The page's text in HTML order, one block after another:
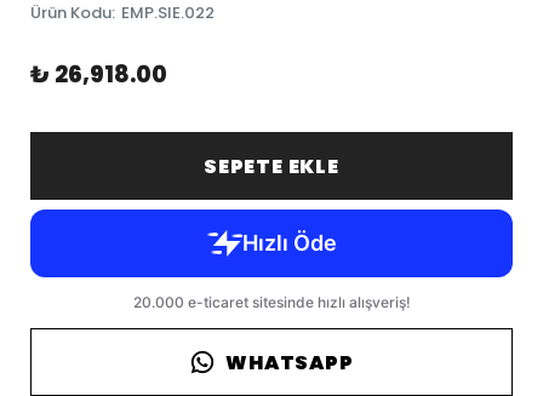
Ürün Kodu: EMP.SIE.022
₺ 26,918.00
SEPETE EKLE
WHATSAPP